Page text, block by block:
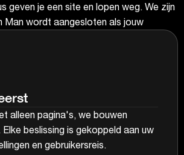
geven je een site en lopen weg. We zijn
Man wordt aangesloten als jouw
alleen pagina's, we bouwen
beslissing is gekoppeld aan uw
en gebruikersreis.